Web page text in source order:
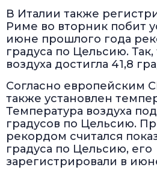
В Италии также
Риме во вторник побит
июне прошлого года
градуса по Цельсию.
воздуха достигла 41,8
Согласно европейским
также установлен
Температура воздуха
градусов по Цельсию.
рекордом считался
градуса по Цельсию, его
зарегистрировали в